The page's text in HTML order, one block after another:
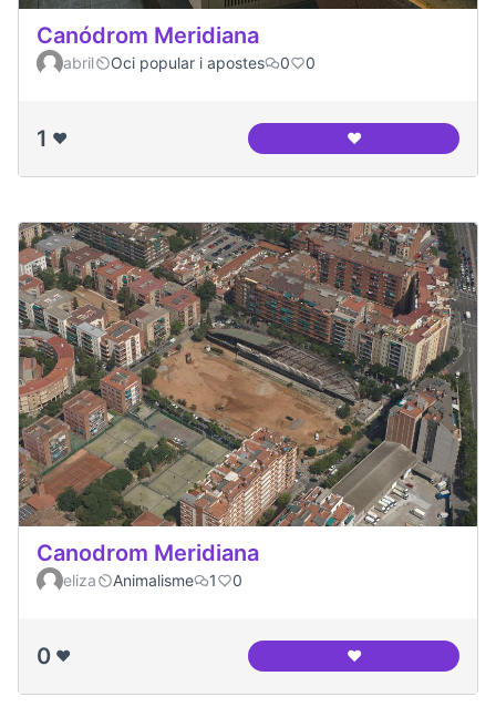
Canódrom Meridiana
abril Oci popular i apostes 0 0
1 ❤️ ❤️Canódrom
Canodrom Meridiana
eliza Animalisme 1 0
0 ❤️ ❤️Canodrom